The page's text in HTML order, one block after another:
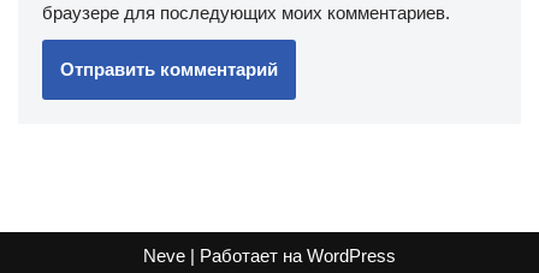
браузере для последующих моих комментариев.
Neve | Работает на WordPress